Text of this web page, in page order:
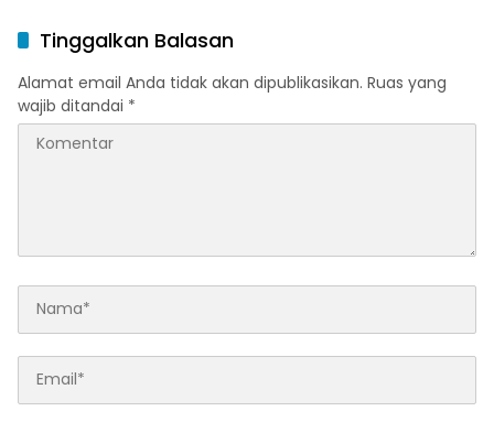
Tinggalkan Balasan
Alamat email Anda tidak akan dipublikasikan. Ruas yang
wajib ditandai *